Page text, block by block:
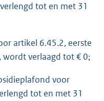
tot en met 31
artikel 6.45.2, eerste
wordt verlaagd tot € 0;
voor
tot en met 31